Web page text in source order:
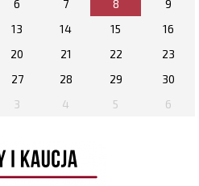
6 7 8
9
13 14 15
16
20 21 22
23
27 28 29
30
3 4 5 6